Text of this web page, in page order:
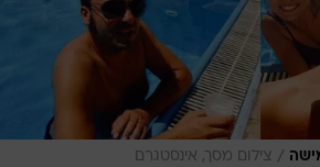
/ צילום מסך, אינסטגרם